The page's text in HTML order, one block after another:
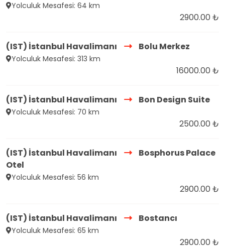
Yolculuk Mesafesi: 64 km
2900.00 ₺
(IST) İstanbul Havalimanı Bolu Merkez
Yolculuk Mesafesi: 313 km
16000.00 ₺
(IST) İstanbul Havalimanı Bon Design Suite
Yolculuk Mesafesi: 70 km
2500.00 ₺
(IST) İstanbul Havalimanı
Bosphorus Palace
Otel
Yolculuk Mesafesi: 56 km
2900.00 ₺
(IST) İstanbul Havalimanı Bostancı
Yolculuk Mesafesi: 65 km
2900.00 ₺